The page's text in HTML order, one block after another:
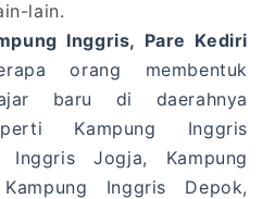
lain.
Inggris, Pare Kediri
orang membentuk
baru di daerahnya
Kampung Inggris
Inggris Jogja, Kampung
Inggris Depok,